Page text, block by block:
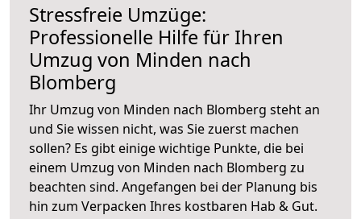
Stressfreie Umzüge:
Professionelle Hilfe für Ihren
Umzug von Minden nach
Blomberg
Ihr Umzug von Minden nach Blomberg steht an
und Sie wissen nicht, was Sie zuerst machen
sollen? Es gibt einige wichtige Punkte, die bei
einem Umzug von Minden nach Blomberg zu
beachten sind. Angefangen bei der Planung bis
hin zum Verpacken Ihres kostbaren Hab & Gut.